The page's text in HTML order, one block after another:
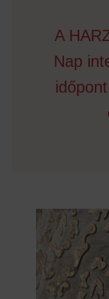
A
Nap